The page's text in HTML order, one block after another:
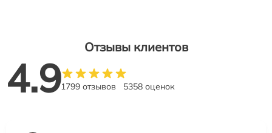
Отзывы клиентов
4.91799 отзывов 5358 оценок